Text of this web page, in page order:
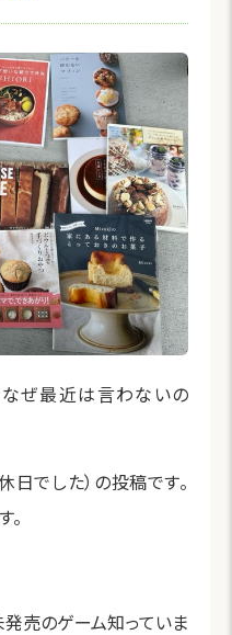
なぜ最近は言わないの
日でした）の投稿です。
発売のゲーム知っていま